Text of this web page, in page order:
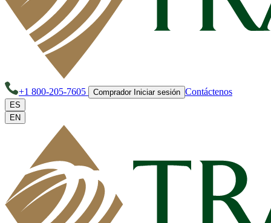
+1 800-205-7605 Comprador Iniciar sesión Contáctenos
ES
EN